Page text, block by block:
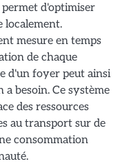
permet d'optimiser
localement.
mesure en temps
de chaque
d'un foyer peut ainsi
besoin. Ce système
des ressources
au transport sur de
consommation